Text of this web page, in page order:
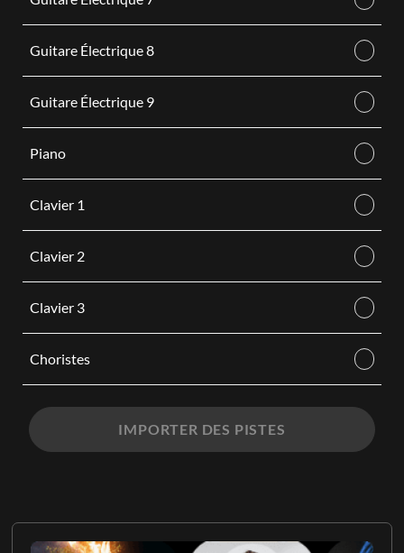
Guitare Électrique 8
Guitare Électrique 9
Piano
Clavier 1
Clavier 2
Clavier 3
Choristes
IMPORTER DES PISTES